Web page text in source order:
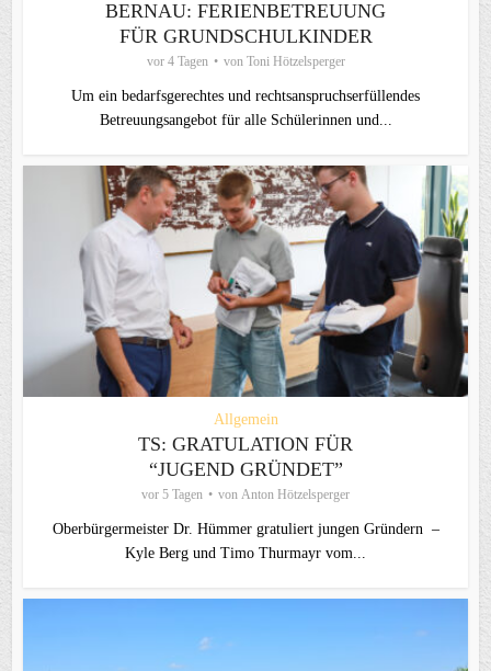
BERNAU: FERIENBETREUUNG
FÜR GRUNDSCHULKINDER
vor 4 Tagen von Toni Hötzelsperger
Um ein bedarfsgerechtes und rechtsanspruchserfüllendes
Betreuungsangebot für alle Schülerinnen und...
Allgemein
TS: GRATULATION FÜR
“JUGEND GRÜNDET”
vor 5 Tagen von Anton Hötzelsperger
Oberbürgermeister Dr. Hümmer gratuliert jungen Gründern –
Kyle Berg und Timo Thurmayr vom...